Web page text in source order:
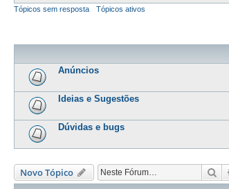
Tópicos sem resposta
Tópicos ativos
Anúncios
Ideias e Sugestões
Dúvidas e bugs
Novo Tópico